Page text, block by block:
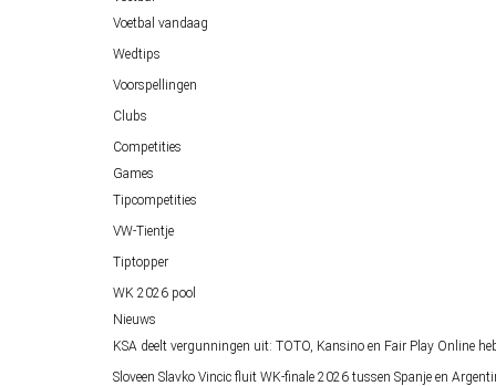
Voetbal vandaag
Wedtips
Voorspellingen
Clubs
Competities
Games
Tipcompetities
VW-Tientje
Tiptopper
WK 2026 pool
Nieuws
KSA deelt vergunningen uit: TOTO, Kansino en Fair Play Online
Sloveen Slavko Vincic fluit WK-finale 2026 tussen Spanje en